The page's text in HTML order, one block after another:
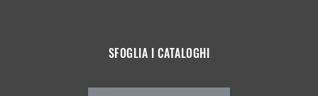
SFOGLIA I CATALOGHI